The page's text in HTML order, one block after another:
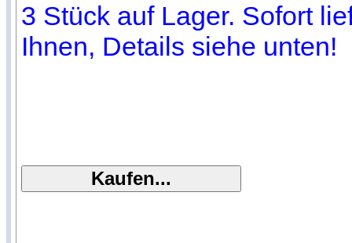
3 Stück auf Lager. Sofort
Ihnen, Details siehe unten!